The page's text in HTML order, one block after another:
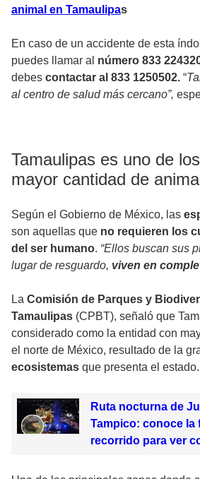
animal en Tamaulipas
En caso de un accidente de esta
puedes llamar al número 833
debes contactar al 833 1250502. “
al centro de salud más cercano”,
Tamaulipas es uno de
mayor cantidad de
Según el Gobierno de México, las
son aquellas que no requieren los
del ser humano. “Ellos buscan sus
lugar de resguardo, viven en
La Comisión de Parques y
Tamaulipas (CPBT), señaló que
considerado como la entidad con
el norte de México, resultado de la
ecosistemas que presenta el estado.
Ruta nocturna de
Tampico: conoce la
recorrido para ver